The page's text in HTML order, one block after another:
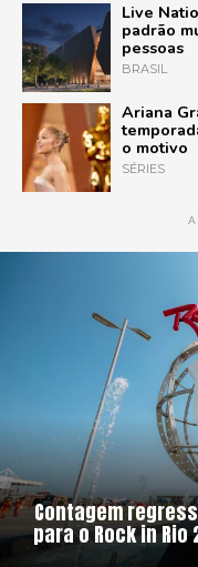
Live
padrão
pessoas
BRASIL
Ariana
o motivo
SÉRIES
Contagem
para o Rock in